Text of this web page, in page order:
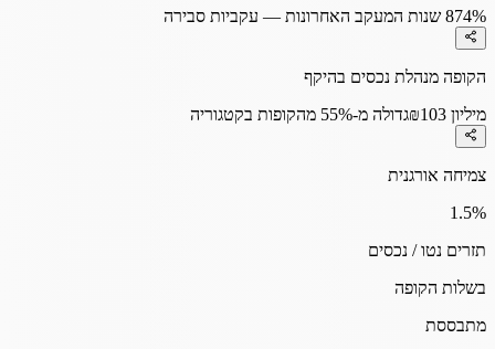
74%8 שנות המעקב האחרונות — עקביות סבירה
הקופה מנהלת נכסים בהיקף
₪103 מיליון
גדולה מ-55% מהקופות בקטגוריה
צמיחה אורגנית
1.5%
תזרים נטו / נכסים
בשלות הקופה
מתבססת